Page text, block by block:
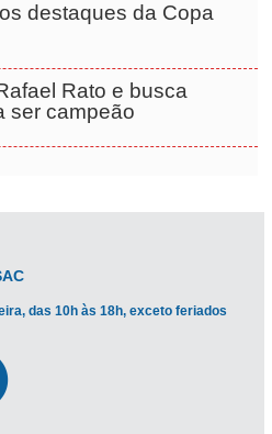
destaques da Copa
Rato e busca
ser campeão
das 10h às 18h, exceto feriados